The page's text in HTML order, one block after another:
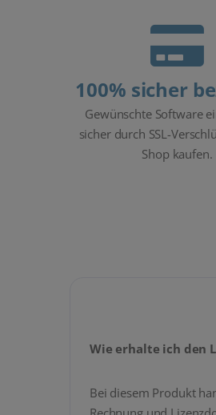
100% sicher
Gewünschte Software
sicher durch SSL-
Shop kaufen.
Wie erhalte ich den
Bei diesem Produkt